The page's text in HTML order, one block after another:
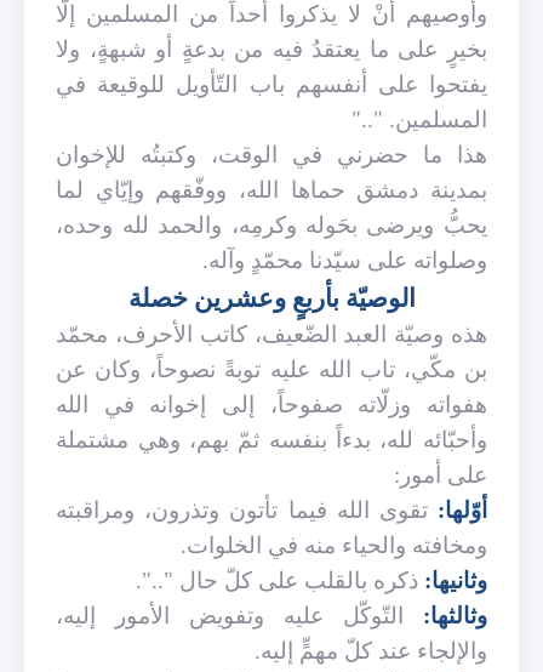
وأُوصيهم أنْ لا يذكروا أحداً من المسلمين إلّا
بخيرٍ على ما يعتقدُ فيه من بدعةٍ أو شبهةٍ، ولا
يفتحوا على أنفسهم باب التّأويل للوقيعة في
المسلمين. ".."
هذا ما حضرني في الوقت، وكتبتُه للإخوان
بمدينة دمشق حماها الله، ووفّقهم وإيّاي لما
يحبُّ ويرضى بحَوله وكرمِه، والحمد لله وحده،
وصلواته على سيّدنا محمّدٍ وآله.
الوصيّة بأربعٍ وعشرين خصلة
هذه وصيّة العبد الضّعيف، كاتب الأحرف، محمّد
بن مكّي، تاب الله عليه توبةً نصوحاً، وكان عن
هفواته وزلّاته صفوحاً، إلى إخوانه في الله
وأحبّائه لله، بدءاً بنفسه ثمّ بهم، وهي مشتملة
على أمور:
أوّلها: تقوى الله فيما تأتون وتذرون، ومراقبته
ومخافته والحياء منه في الخلوات.
وثانيها: ذكره بالقلب على كلّ حال "..".
وثالثها:
التّوكّل عليه وتفويض الأمور إليه،
والإلجاء عند كلّ مهمٍّ إليه.